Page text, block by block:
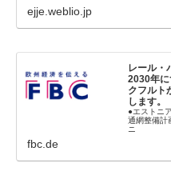
ejje.weblio.jp
レール・
2030年
クフルト
します。
●エストニ
通網整備計
ニ
fbc.de